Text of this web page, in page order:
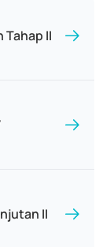
II
II